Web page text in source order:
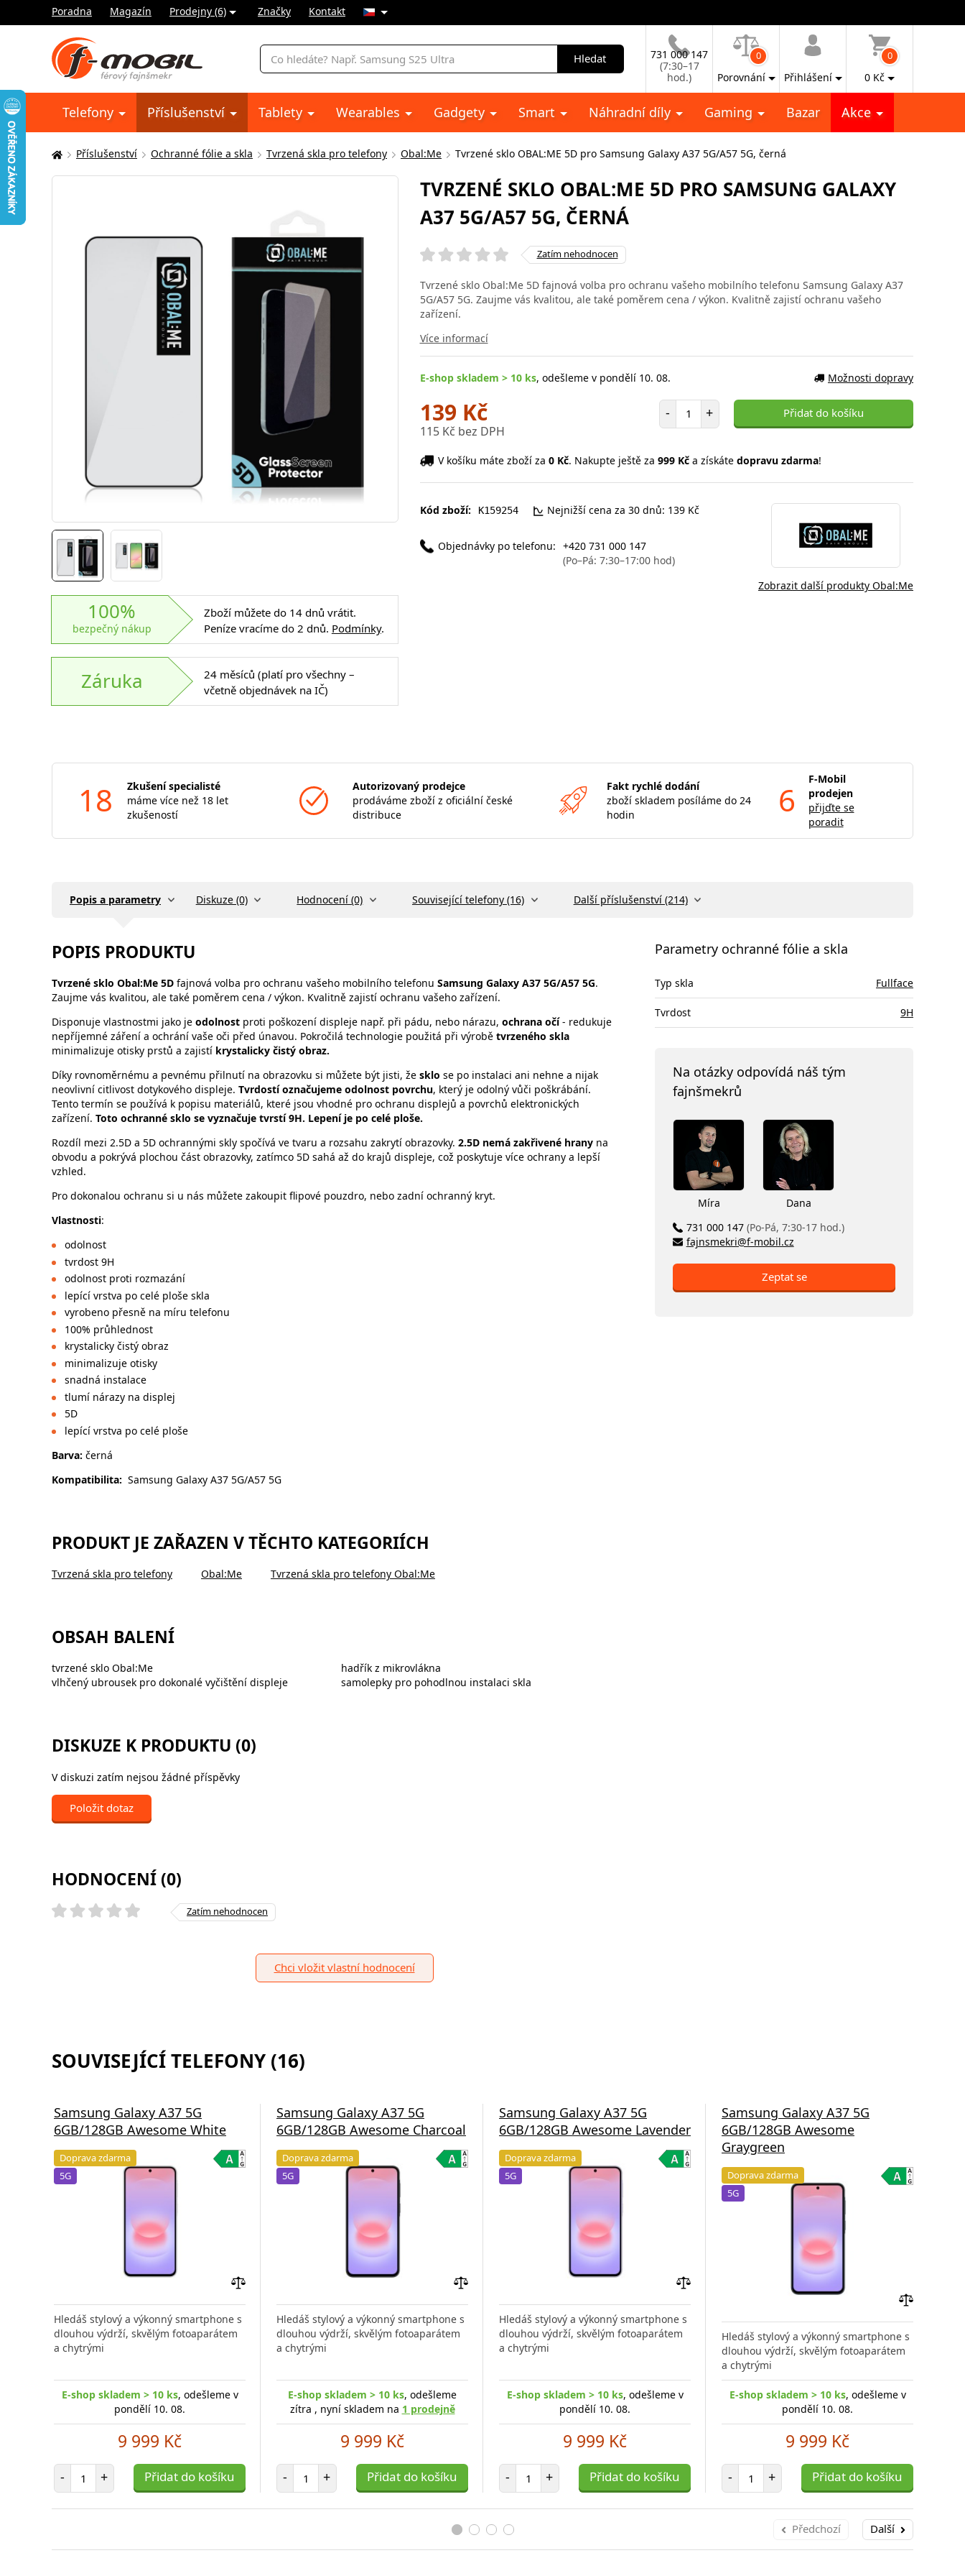
Poradna Magazín Prodejny (6) Značky Kontakt
Vyhledávání
Hledat
731 000 147
(7:30–17
hod.)
0
Porovnání Přihlášení
0
0 Kč
Telefony Příslušenství Tablety Wearables Gadgety Smart Náhradní díly Gaming Bazar Akce
Zde
se
Příslušenství Ochranné fólie a skla Tvrzená skla pro telefony Obal:Me Tvrzené sklo OBAL:ME 5D pro Samsung Galaxy A37 5G/A57 5G, černá
100%
bezpečný nákup
Zboží můžete do 14 dnů vrátit.
Peníze vracíme do 2 dnů. Podmínky.
Záruka
24 měsíců (platí pro všechny –
včetně objednávek na IČ)
TVRZENÉ SKLO OBAL:ME 5D PRO SAMSUNG GALAXY
A37 5G/A57 5G, ČERNÁ
Zatím nehodnocen
Tvrzené sklo Obal:Me 5D fajnová volba pro ochranu vašeho mobilního telefonu Samsung Galaxy A37
5G/A57 5G. Zaujme vás kvalitou, ale také poměrem cena / výkon. Kvalitně zajistí ochranu vašeho
zařízení.
Více informací
E-shop skladem > 10 ks, odešleme v pondělí 10. 08. Možnosti dopravy
139 Kč
115 Kč bez DPH
- Počet položek
+ Přidat do košíku
V košíku máte zboží za 0 Kč. Nakupte ještě za 999 Kča získáte dopravu zdarma!
Kód zboží: K159254 Nejnižší cena za 30 dnů: 139 Kč
Objednávky po telefonu: +420 731 000 147
(Po–Pá: 7:30–17:00 hod)
Zobrazit další produkty Obal:Me
18
Zkušení specialisté
máme více než 18 let
zkušeností
Autorizovaný prodejce
prodáváme zboží z oficiální české
distribuce
Fakt rychlé dodání
zboží skladem posíláme do 24
hodin
6
F-Mobil
prodejen
přijďte se
poradit
Popis a parametry Diskuze (0) Hodnocení (0) Související telefony (16) Další příslušenství (214)
POPIS PRODUKTU
Tvrzené sklo Obal:Me 5D fajnová volba pro ochranu vašeho mobilního telefonu Samsung Galaxy A37 5G/A57 5G.
Zaujme vás kvalitou, ale také poměrem cena / výkon. Kvalitně zajistí ochranu vašeho zařízení.
Disponuje vlastnostmi jako je odolnost proti poškození displeje např. při pádu, nebo nárazu, ochrana očí- redukuje
nepříjemné záření a ochrání vaše oči před únavou. Pokročilá technologie použitá při výrobě tvrzeného skla
minimalizuje otisky prstů a zajistí krystalicky čistý obraz.
Díky rovnoměrnému a pevnému přilnutí na obrazovku si můžete být jisti, že sklo se po instalaci ani nehne a nijak
neovlivní citlivost dotykového displeje. Tvrdostí označujeme odolnost povrchu, který je odolný vůči poškrábání.
Tento termín se používá k popisu materiálů, které jsou vhodné pro ochranu displejů a povrchů elektronických
zařízení. Toto ochranné sklo se vyznačuje tvrstí 9H. Lepení je po celé ploše.
Rozdíl mezi 2.5D a 5D ochrannými skly spočívá ve tvaru a rozsahu zakrytí obrazovky. 2.5D nemá zakřivené hrany na
obvodu a pokrývá plochou část obrazovky, zatímco 5D sahá až do krajů displeje, což poskytuje více ochrany a lepší
vzhled.
Pro dokonalou ochranu si u nás můžete zakoupit flipové pouzdro, nebo zadní ochranný kryt.
Vlastnosti:
odolnost
tvrdost 9H
odolnost proti rozmazání
lepící vrstva po celé ploše skla
vyrobeno přesně na míru telefonu
100% průhlednost
krystalicky čistý obraz
minimalizuje otisky
snadná instalace
tlumí nárazy na displej
5D
lepící vrstva po celé ploše
Barva: černá
Kompatibilita: Samsung Galaxy A37 5G/A57 5G
PRODUKT JE ZAŘAZEN V TĚCHTO KATEGORIÍCH
Tvrzená skla pro telefony Obal:Me Tvrzená skla pro telefony Obal:Me
OBSAH BALENÍ
tvrzené sklo Obal:Me
vlhčený ubrousek pro dokonalé vyčištění displeje
hadřík z mikrovlákna
samolepky pro pohodlnou instalaci skla
DISKUZE K PRODUKTU (0)
V diskuzi zatím nejsou žádné příspěvky
Položit dotaz
HODNOCENÍ (0)
Zatím nehodnocen
Chci vložit vlastní hodnocení
Parametry ochranné fólie a skla
Typ skla Fullface
Tvrdost 9H
Na otázky odpovídá náš tým
fajnšmekrů
Míra
Dana
731 000 147 (Po-Pá, 7:30-17 hod.)
fajnsmekri@f-mobil.cz
Zeptat se
SOUVISEJÍCÍ TELEFONY (16)
Samsung Galaxy A37 5G
6GB/128GB Awesome White
Doprava zdarma
5G
porovnání
Hledáš stylový a výkonný smartphone s
dlouhou výdrží, skvělým fotoaparátem
a chytrými
E-shop skladem > 10 ks, odešleme v
pondělí 10. 08.
9 999 Kč
- Počet položek
+ Přidat do košíku
Samsung Galaxy A37 5G
6GB/128GB Awesome Charcoal
Doprava zdarma
5G
porovnání
Hledáš stylový a výkonný smartphone s
dlouhou výdrží, skvělým fotoaparátem
a chytrými
E-shop skladem > 10 ks, odešleme
zítra , nyní skladem na 1 prodejně
9 999 Kč
- Počet položek
+ Přidat do košíku
Samsung Galaxy A37 5G
6GB/128GB Awesome Lavender
Doprava zdarma
5G
porovnání
Hledáš stylový a výkonný smartphone s
dlouhou výdrží, skvělým fotoaparátem
a chytrými
E-shop skladem > 10 ks, odešleme v
pondělí 10. 08.
9 999 Kč
- Počet položek
+ Přidat do košíku
Samsung Galaxy A37 5G
6GB/128GB Awesome
Graygreen
Doprava zdarma
5G
porovnání
Hledáš stylový a výkonný smartphone s
dlouhou výdrží, skvělým fotoaparátem
a chytrými
E-shop skladem > 10 ks, odešleme v
pondělí 10. 08.
9 999 Kč
- Počet položek
+ Přidat do košíku
Předchozí Další